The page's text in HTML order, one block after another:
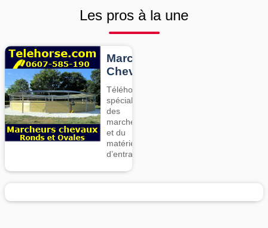
Les pros à la une
Marcheurs
Chevaux
Téléhorse,
spécialiste
des
marcheurs
et du
matériel
d’entrainement